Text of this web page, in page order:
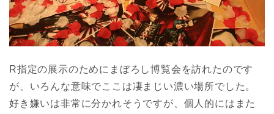
R指定の展示のためにまぼろし博覧会を訪れたのです
が、いろんな意味でここは凄まじい濃い場所でした。
好き嫌いは非常に分かれそうですが、個人的にはまた